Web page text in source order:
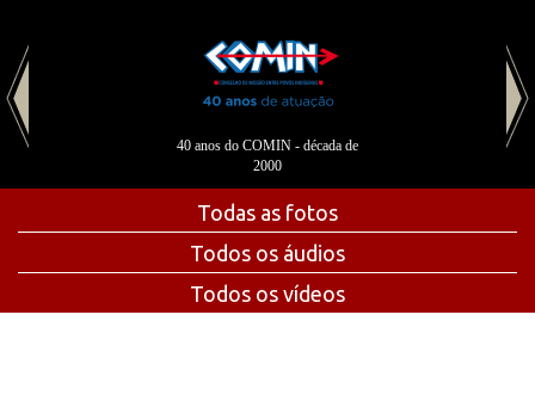
40 anos do COMIN - década de
2000
Todas as fotos
Todos os áudios
Todos os vídeos